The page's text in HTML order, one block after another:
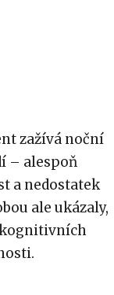
zažívá noční
– alespoň
a nedostatek
ale ukázaly,
kognitivních